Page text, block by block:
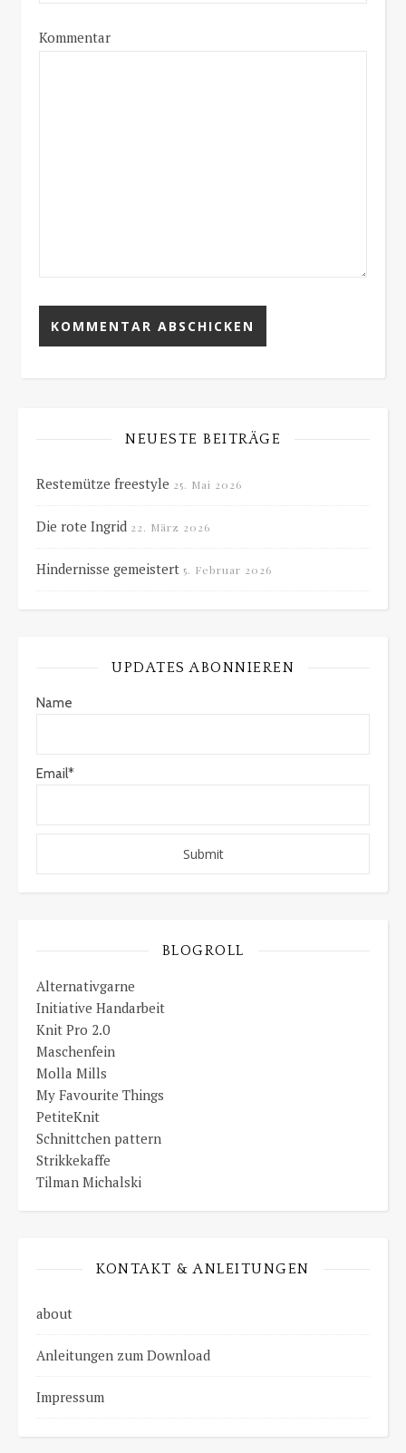
Kommentar
NEUESTE BEITRÄGE
Restemütze freestyle 25. Mai 2026
Die rote Ingrid 22. März 2026
Hindernisse gemeistert 5. Februar 2026
UPDATES ABONNIEREN
Name
Email*
BLOGROLL
Alternativgarne
Initiative Handarbeit
Knit Pro 2.0
Maschenfein
Molla Mills
My Favourite Things
PetiteKnit
Schnittchen pattern
Strikkekaffe
Tilman Michalski
KONTAKT & ANLEITUNGEN
about
Anleitungen zum Download
Impressum